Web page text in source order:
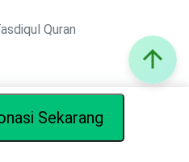
Sekarang
Quran
arrow_upward